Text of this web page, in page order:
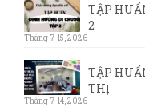
TẬP
2
Tháng 7 15, 2026
TẬP
THỊ
Tháng 7 14, 2026